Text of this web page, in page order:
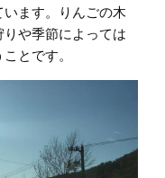
ます。りんごの木
や季節によっては
とです。